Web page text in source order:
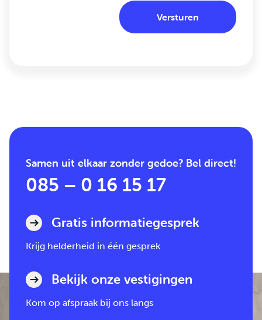
Samen uit elkaar zonder gedoe? Bel direct!
085 – 0 16 15 17
Gratis informatiegesprek
Krijg helderheid in één gesprek
Bekijk onze vestigingen
Kom op afspraak bij ons langs